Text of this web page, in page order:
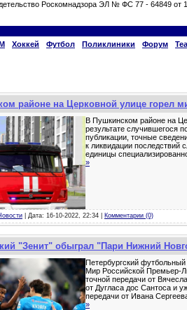
Роскомнадзора ЭЛ № ФС 77 - 64849 от
Хоккей Футбол Поликлиники Форум
районе на Церковной улице горел
В Пушкинском районе на
результате случившегося
публикации, точные
к ликвидации последствий
единицы
»
| Дата: 16-10-2022, 22:34 | Комментарии (0)
"Зенит" обыграл "Пари Нижний
Петербургский
Мир Российской Премьер-
точной передачи от
от Дугласа дос Сантоса и
передачи от Ивана
»